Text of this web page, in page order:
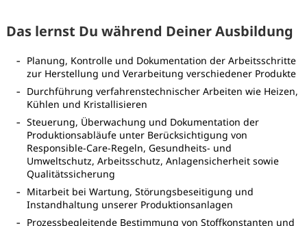
Das lernst Du während Deiner Ausbildung
Planung, Kontrolle und Dokumentation der Arbeitsschritte
zur Herstellung und Verarbeitung verschiedener Produkte
Durchführung verfahrenstechnischer Arbeiten wie Heizen,
Kühlen und Kristallisieren
Steuerung, Überwachung und Dokumentation der
Produktionsabläufe unter Berücksichtigung von
Responsible-Care-Regeln, Gesundheits- und
Umweltschutz, Arbeitsschutz, Anlagensicherheit sowie
Qualitätssicherung
Mitarbeit bei Wartung, Störungsbeseitigung und
Instandhaltung unserer Produktionsanlagen
Prozessbegleitende Bestimmung von Stoffkonstanten und
Karte anzeigen